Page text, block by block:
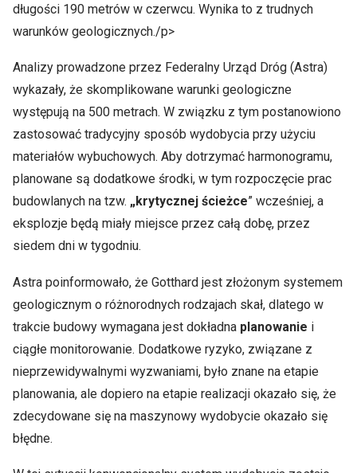
długości 190 metrów w czerwcu. Wynika to z trudnych
warunków geologicznych./p>
Analizy prowadzone przez Federalny Urząd Dróg (Astra)
wykazały, że skomplikowane warunki geologiczne
występują na 500 metrach. W związku z tym postanowiono
zastosować tradycyjny sposób wydobycia przy użyciu
materiałów wybuchowych. Aby dotrzymać harmonogramu,
planowane są dodatkowe środki, w tym rozpoczęcie prac
budowlanych na tzw. „krytycznej ścieżce” wcześniej, a
eksplozje będą miały miejsce przez całą dobę, przez
siedem dni w tygodniu.
Astra poinformowało, że Gotthard jest złożonym systemem
geologicznym o różnorodnych rodzajach skał, dlatego w
trakcie budowy wymagana jest dokładna planowanie i
ciągłe monitorowanie. Dodatkowe ryzyko, związane z
nieprzewidywalnymi wyzwaniami, było znane na etapie
planowania, ale dopiero na etapie realizacji okazało się, że
zdecydowane się na maszynowy wydobycie okazało się
błędne.